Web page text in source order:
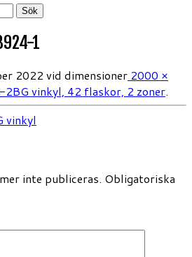
Sök
1
2022 vid dimensioner 2000 ×
vinkyl, 42 flaskor, 2 zoner.
inte publiceras. Obligatoriska